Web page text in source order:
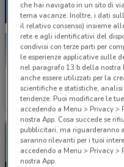
Reale Mutua
182
che hai navigato in un sito di
tema vacanze. Inoltre, i dati
il relativo consenso) insieme
rete e agli identificativi del
condivisi con terze parti per
le esperienze applicative sulle
nel paragrafo 13.b della nostra
anche essere utilizzati per la
scientifiche e statistiche,
tendenze. Puoi modificare le
accedendo a Menu > Privacy
nostra App. Cosa succede se
pubblicitari, ma riguarderanno
saranno rilevanti per i tuoi
accedendo a Menu > Privacy
nostra App.